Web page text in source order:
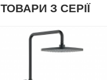
ТОВАРИ З СЕРІЇ